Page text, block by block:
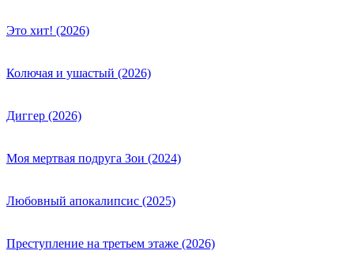
Это хит! (2026)
Колючая и ушастый (2026)
Диггер (2026)
Моя мертвая подруга Зои (2024)
Любовный апокалипсис (2025)
Преступление на третьем этаже (2026)